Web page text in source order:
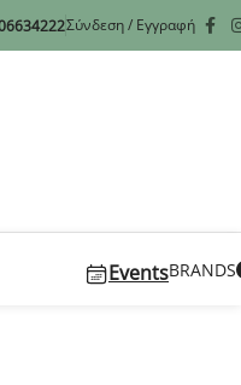
Σύνδεση / Εγγραφή
EventsBRANDS